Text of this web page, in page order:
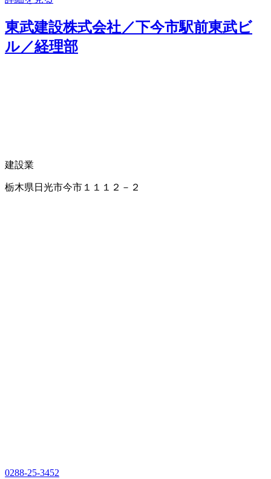
東武建設株式会社／下今市駅前東武ビ
ル／経理部
建設業
栃木県日光市今市１１１２－２
0288-25-3452